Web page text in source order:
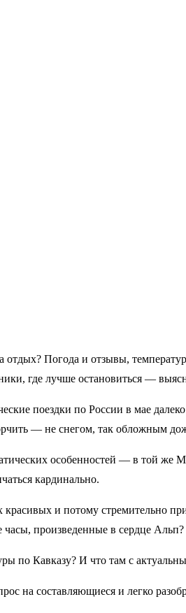
Погода и отзывы,
где лучше остановиться —
поездки по России в мае
— не снегом, так обложным
особенностей — в той же
кардинально.
и потому стремительно
произведенные в сердце Альп?
по Кавказу? И что там с
на составляющиеся и легко